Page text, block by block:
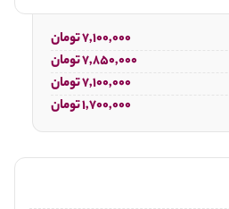
7,100,000 تومان
7,850,000 تومان
7,100,000 تومان
1,700,000 تومان